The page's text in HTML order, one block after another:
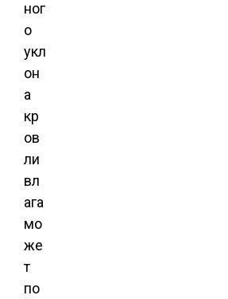
ног
о
укл
он
а
кр
ов
ли
вл
ага
мо
же
т
по